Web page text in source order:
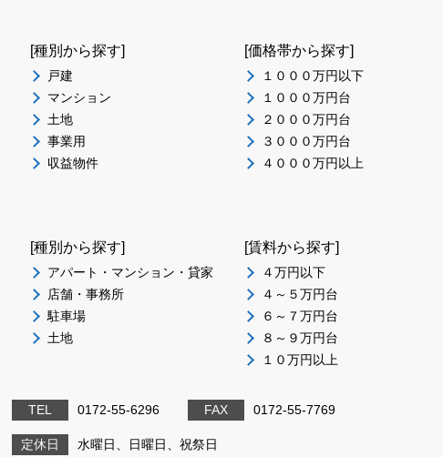
[種別から探す]
戸建
マンション
土地
事業用
収益物件
[価格帯から探す]
１０００万円以下
１０００万円台
２０００万円台
３０００万円台
４０００万円以上
[種別から探す]
アパート・マンション・貸家
店舗・事務所
駐車場
土地
[賃料から探す]
４万円以下
４～５万円台
６～７万円台
８～９万円台
１０万円以上
TEL 0172-55-6296 FAX 0172-55-7769
定休日 水曜日、日曜日、祝祭日